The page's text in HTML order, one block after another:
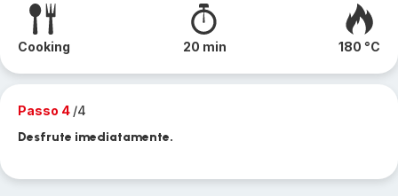
Cooking 20 min 180 °C
Passo 4 /4
Desfrute imediatamente.